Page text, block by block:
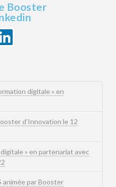
Booster
digitale » en
d’Innovation le 12
» en partenariat avec
animée par Booster